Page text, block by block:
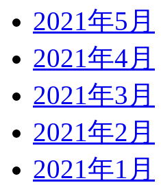
2021年5月
2021年4月
2021年3月
2021年2月
2021年1月